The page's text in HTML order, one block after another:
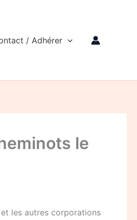
/ Adhérer
le
les autres corporations